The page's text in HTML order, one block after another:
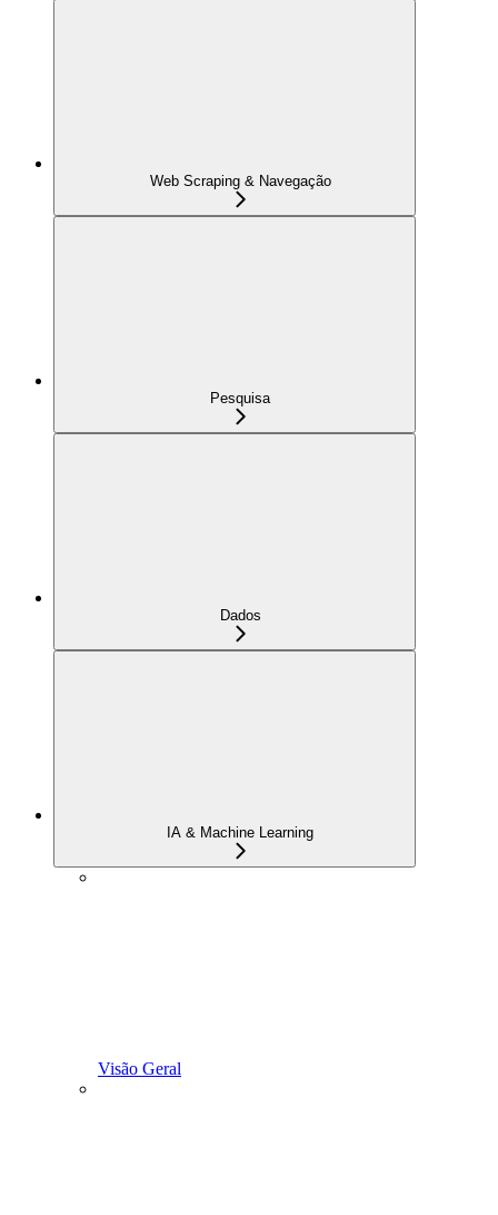
Web Scraping & Navegação
Pesquisa
Dados
IA & Machine Learning
Visão Geral